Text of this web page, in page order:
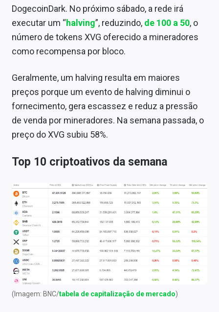
DogecoinDark. No próximo sábado, a rede irá
executar um “halving”, reduzindo, de 100 a 50, o
número de tokens XVG oferecido a mineradores
como recompensa por bloco.
Geralmente, um halving resulta em maiores
preços porque um evento de halving diminui o
fornecimento, gera escassez e reduz a pressão
de venda por mineradores. Na semana passada, o
preço do XVG subiu 58%.
Top 10 criptoativos da semana
(Imagem: BNC/tabela de capitalização de mercado)